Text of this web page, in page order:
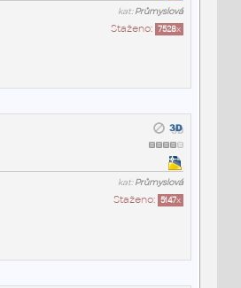
kat:Průmyslová
Staženo: 7528x
kat:Průmyslová
Staženo: 5147x